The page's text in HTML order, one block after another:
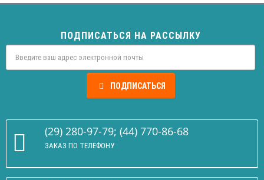
ПОДПИСАТЬСЯ НА РАССЫЛКУ
ПОДПИСАТЬСЯ
(29) 280-97-79; (44) 770-86-68
ЗАКАЗ ПО ТЕЛЕФОНУ